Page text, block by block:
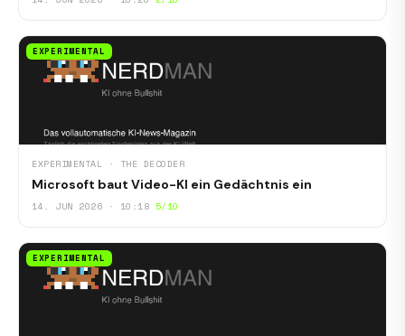
EXPERIMENTAL
EXPERIMENTAL · THE DECODER
Microsoft baut Video-KI ein Gedächtnis ein
14. JUN 2026 · 10:18 5/10
EXPERIMENTAL